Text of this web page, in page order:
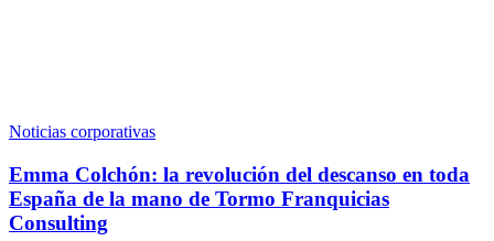
Noticias corporativas
Emma Colchón: la revolución del descanso en toda
España de la mano de Tormo Franquicias
Consulting